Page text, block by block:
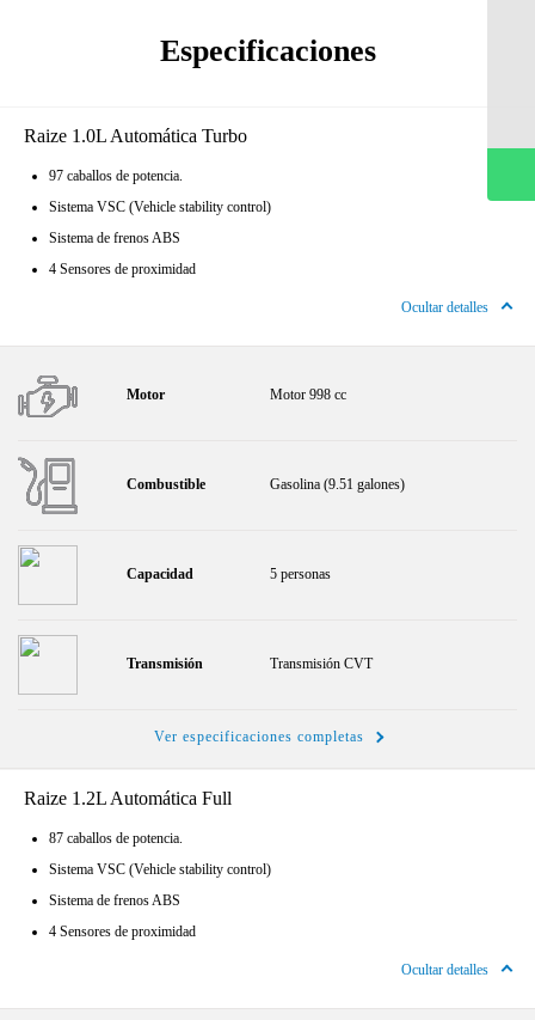
Especificaciones
Raize 1.0L Automática Turbo
97 caballos de potencia.
Sistema VSC (Vehicle stability control)
Sistema de frenos ABS
4 Sensores de proximidad
Ocultar detalles
Motor Motor 998 cc
Combustible Gasolina (9.51 galones)
Capacidad 5 personas
Transmisión Transmisión CVT
Ver especificaciones completas
Raize 1.2L Automática Full
87 caballos de potencia.
Sistema VSC (Vehicle stability control)
Sistema de frenos ABS
4 Sensores de proximidad
Ocultar detalles